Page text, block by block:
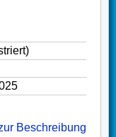
Beschreibung